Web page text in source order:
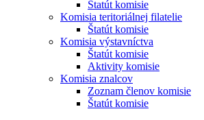
Štatút komisie
Komisia teritoriálnej filatelie
Štatút komisie
Komisia výstavníctva
Štatút komisie
Aktivity komisie
Komisia znalcov
Zoznam členov komisie
Štatút komisie